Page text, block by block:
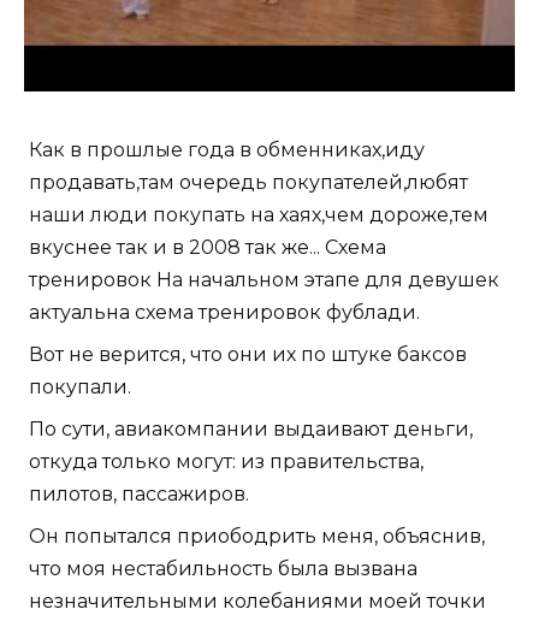
Как в прошлые года в обменниках,иду
продавать,там очередь покупателей,любят
наши люди покупать на хаях,чем дороже,тем
вкуснее так и в 2008 так же... Схема
тренировок На начальном этапе для девушек
актуальна схема тренировок фублади.
Вот не верится, что они их по штуке баксов
покупали.
По сути, авиакомпании выдаивают деньги,
откуда только могут: из правительства,
пилотов, пассажиров.
Он попытался приободрить меня, объяснив,
что моя нестабильность была вызвана
незначительными колебаниями моей точки